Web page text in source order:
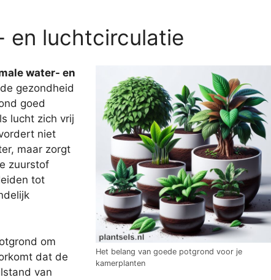
en luchtcirculatie
Het belang van goede potgrond voor je
kamerplanten
water- en
gezondheid
goed
lucht zich vrij
niet
maar zorgt
zuurstof
tot
om
dat de
van